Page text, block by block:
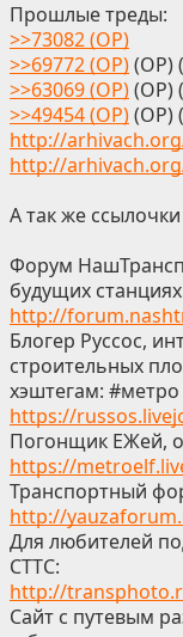
Прошлые треды:
>>73082 (OP)
>>69772 (OP)(OP)
>>63069 (OP)(OP)
>>49454 (OP)(OP)
http://
http://
А так же ссылочки
Форум
будущих
http://
Блогер Руссос,
строительных
хэштегам:
https://
Погонщик ЕЖей,
https://
Транспортный
http://
Для любителей
СТТС:
http://
Сайт с путевым